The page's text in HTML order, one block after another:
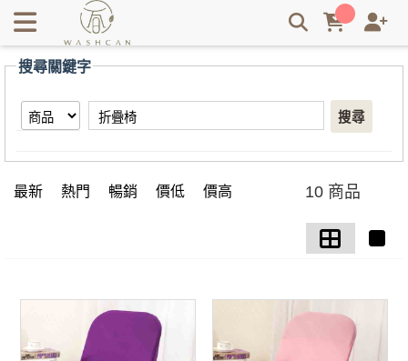
【折疊椅】搜尋結果 | Washcan瓦士肯
搜尋關鍵字
搜尋
最新 熱門 暢銷 價低 價高 10 商品